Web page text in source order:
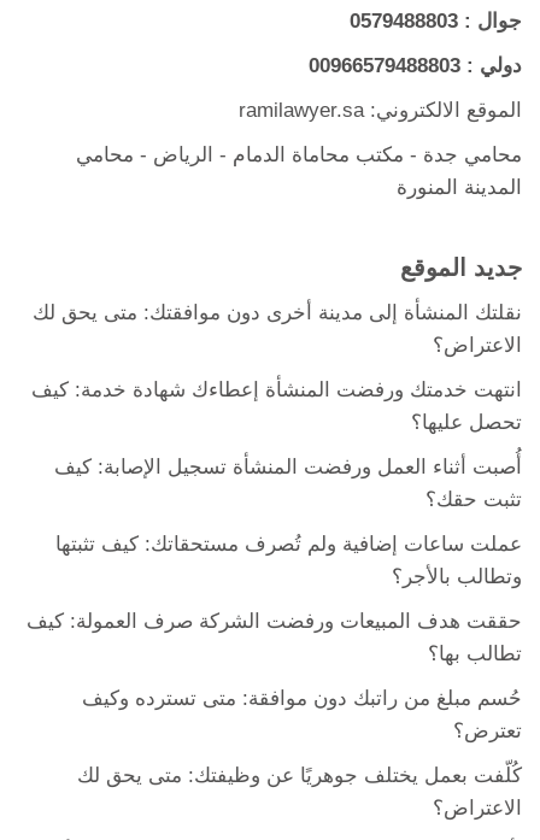
جوال : 0579488803
دولي : 00966579488803
الموقع الالكتروني: ramilawyer.sa
محامي جدة - مكتب محاماة الدمام - الرياض - محامي
المدينة المنورة
جديد الموقع
نقلتك المنشأة إلى مدينة أخرى دون موافقتك: متى يحق لك
الاعتراض؟
انتهت خدمتك ورفضت المنشأة إعطاءك شهادة خدمة: كيف
تحصل عليها؟
أُصبت أثناء العمل ورفضت المنشأة تسجيل الإصابة: كيف
تثبت حقك؟
عملت ساعات إضافية ولم تُصرف مستحقاتك: كيف تثبتها
وتطالب بالأجر؟
حققت هدف المبيعات ورفضت الشركة صرف العمولة: كيف
تطالب بها؟
حُسم مبلغ من راتبك دون موافقة: متى تسترده وكيف
تعترض؟
كُلّفت بعمل يختلف جوهريًا عن وظيفتك: متى يحق لك
الاعتراض؟